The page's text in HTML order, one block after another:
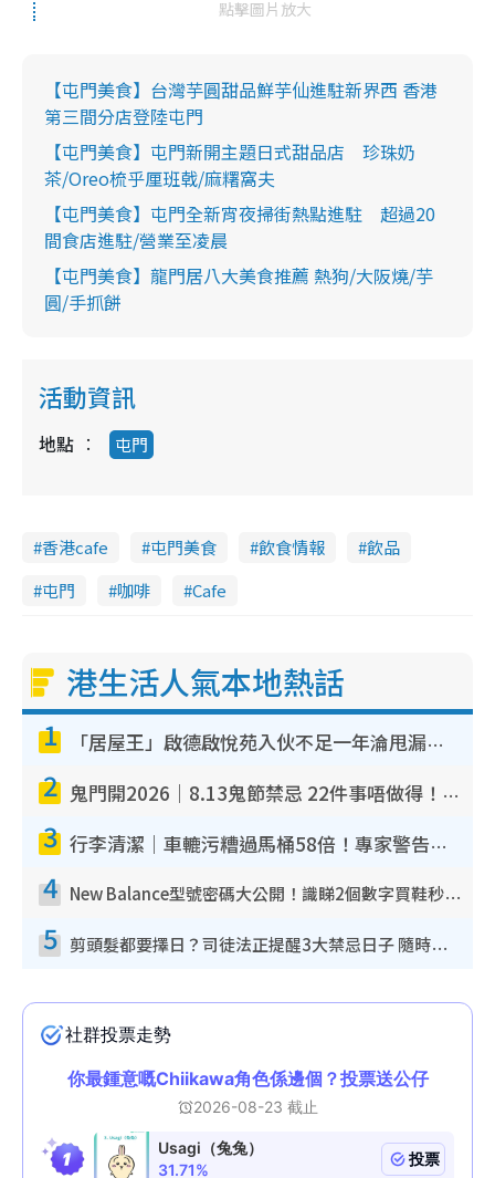
點擊圖片放大
【屯門美食】台灣芋圓甜品鮮芋仙進駐新界西 香港
第三間分店登陸屯門
【屯門美食】屯門新開主題日式甜品店 珍珠奶
茶/Oreo梳乎厘班戟/麻糬窩夫
【屯門美食】屯門全新宵夜掃街熱點進駐 超過20
間食店進駐/營業至凌晨
【屯門美食】龍門居八大美食推薦 熱狗/大阪燒/芋
圓/手抓餅
活動資訊
地點 屯門
香港cafe 屯門美食 飲食情報
飲品
屯門
咖啡 Cafe
港生活人氣本地熱話
1 「居屋王」啟德啟悅苑入伙不足一年淪甩漏之王！插頭噴火花致大停電 多戶業主全屋家電報銷
2 鬼門開2026｜8.13鬼節禁忌 22件事唔做得！燒肉、刺身要少食？半夜勿吹口哨/打呢個電話
3 行李清潔｜車轆污糟過馬桶58倍！專家警告忌用酒精抹 教1招免污手除菌
4 New Balance型號密碼大公開！識睇2個數字買鞋秒知功能免中伏 附5大熱門鞋款
5 剪頭髮都要擇日？司徒法正提醒3大禁忌日子 隨時剪走財運！呢日剪髮恐「剪壽命」？